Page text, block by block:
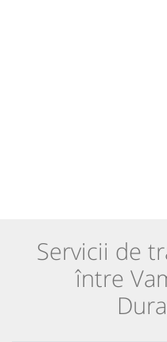
Servicii de
între